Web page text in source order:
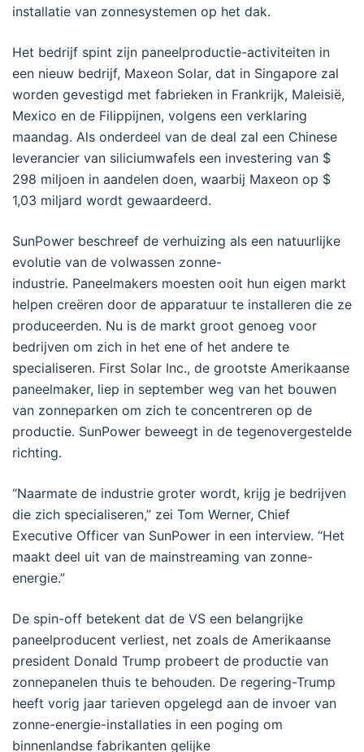
installatie van zonnesystemen op het dak.
Het bedrijf spint zijn paneelproductie-activiteiten in
een nieuw bedrijf, Maxeon Solar, dat in Singapore zal
worden gevestigd met fabrieken in Frankrijk, Maleisië,
Mexico en de Filippijnen, volgens een verklaring
maandag. Als onderdeel van de deal zal een Chinese
leverancier van siliciumwafels een investering van $
298 miljoen in aandelen doen, waarbij Maxeon op $
1,03 miljard wordt gewaardeerd.
SunPower beschreef de verhuizing als een natuurlijke
evolutie van de volwassen zonne-
industrie. Paneelmakers moesten ooit hun eigen markt
helpen creëren door de apparatuur te installeren die ze
produceerden. Nu is de markt groot genoeg voor
bedrijven om zich in het ene of het andere te
specialiseren. First Solar Inc., de grootste Amerikaanse
paneelmaker, liep in september weg van het bouwen
van zonneparken om zich te concentreren op de
productie. SunPower beweegt in de tegenovergestelde
richting.
“Naarmate de industrie groter wordt, krijg je bedrijven
die zich specialiseren,” zei Tom Werner, Chief
Executive Officer van SunPower in een interview. “Het
maakt deel uit van de mainstreaming van zonne-
energie.”
De spin-off betekent dat de VS een belangrijke
paneelproducent verliest, net zoals de Amerikaanse
president Donald Trump probeert de productie van
zonnepanelen thuis te behouden. De regering-Trump
heeft vorig jaar tarieven opgelegd aan de invoer van
zonne-energie-installaties in een poging om
binnenlandse fabrikanten gelijke